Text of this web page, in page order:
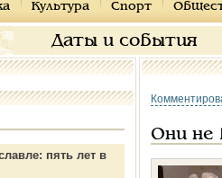
Культура Спорт
Даты и события
пять лет в
Они не